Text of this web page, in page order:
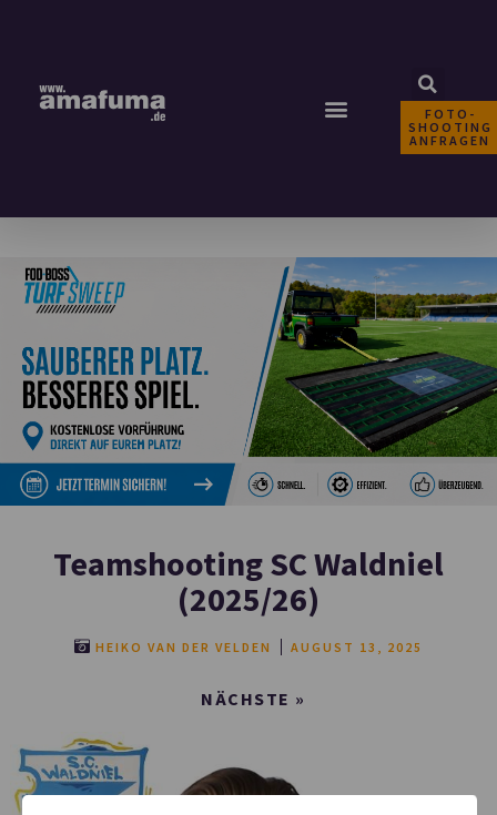
FOTO-
SHOOTING
ANFRAGEN
Teamshooting SC Waldniel
(2025/26)
HEIKO VAN DER VELDEN AUGUST 13, 2025
NÄCHSTE »